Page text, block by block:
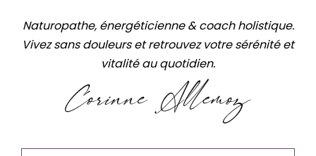
Naturopathe, énergéticienne & coach holistique.
Vivez sans douleurs et retrouvez votre sérénité et
vitalité au quotidien.